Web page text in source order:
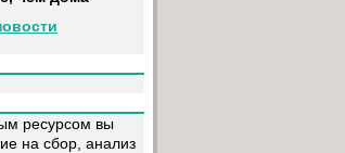
ресурсом вы
на сбор, анализ